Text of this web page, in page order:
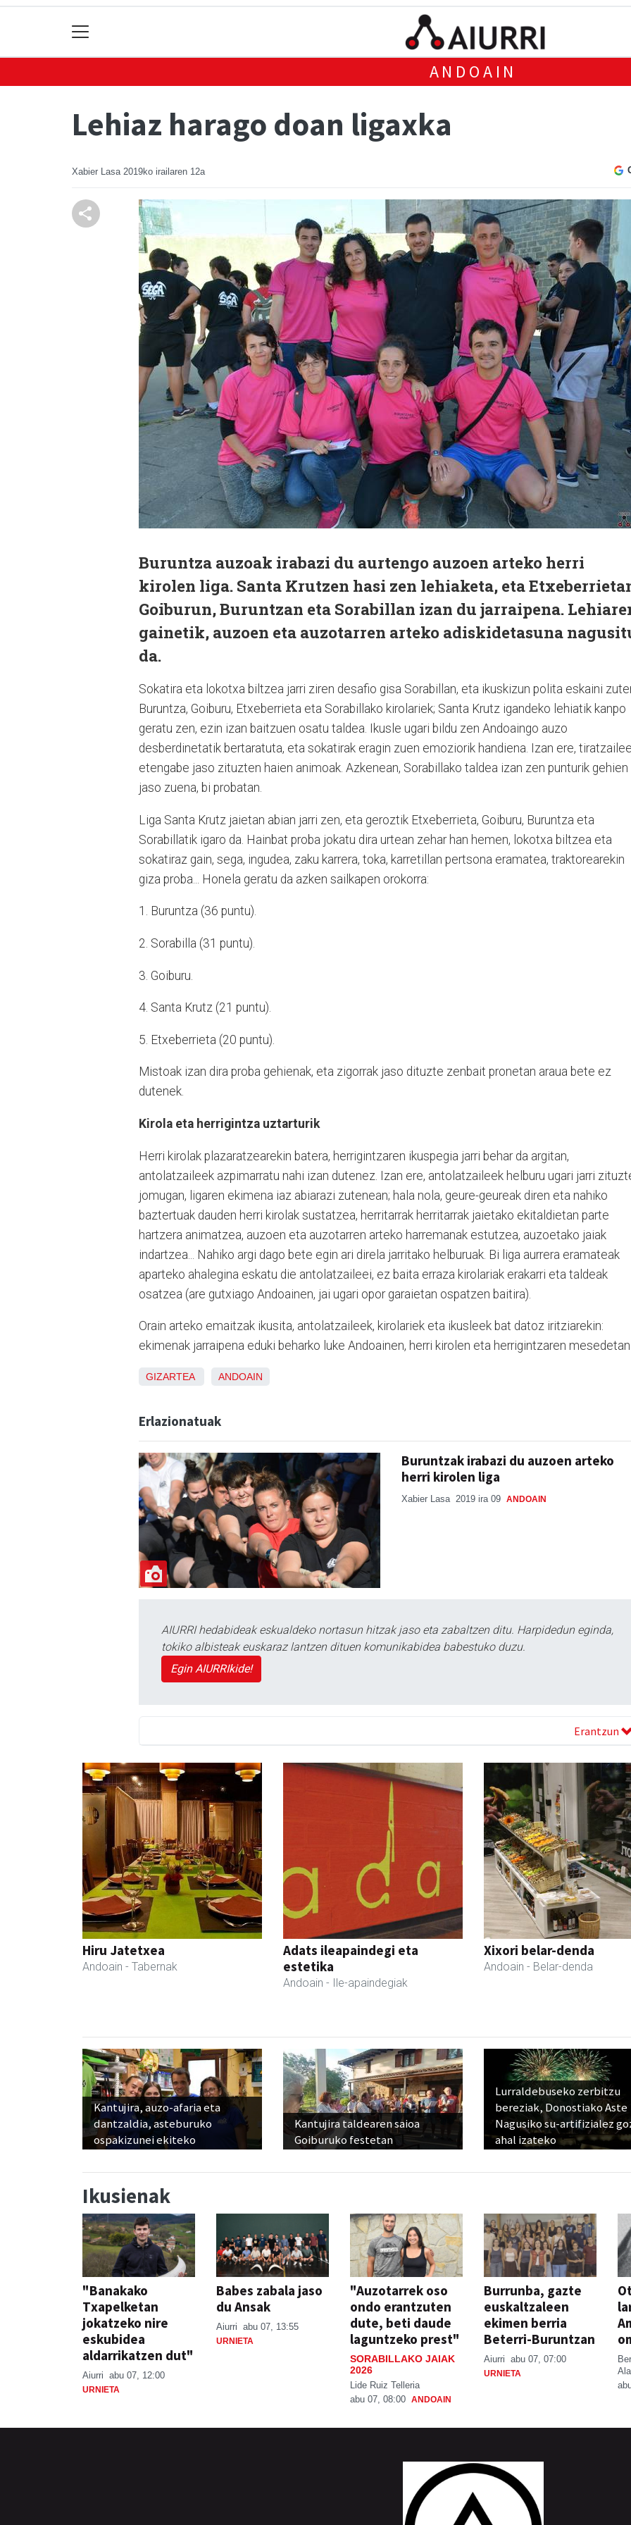
ANDOAIN
Lehiaz harago doan ligaxka
Xabier Lasa 2019ko irailaren 12a
Buruntza auzoak irabazi du aurtengo auzoen arteko herri
kirolen liga. Santa Krutzen hasi zen lehiaketa, eta
Goiburun, Buruntzan eta Sorabillan izan du jarraipena.
gainetik, auzoen eta auzotarren arteko adiskidetasuna
da.
Sokatira eta lokotxa biltzea jarri ziren desafio gisa Sorabillan, eta ikuskizun polita eskaini
Buruntza, Goiburu, Etxeberrieta eta Sorabillako kirolariek; Santa Krutz igandeko lehiatik kanpo
geratu zen, ezin izan baitzuen osatu taldea. Ikusle ugari bildu zen Andoaingo auzo
desberdinetatik bertaratuta, eta sokatirak eragin zuen emoziorik handiena. Izan ere,
etengabe jaso zituzten haien animoak. Azkenean, Sorabillako taldea izan zen punturik gehien
jaso zuena, bi probatan.
Liga Santa Krutz jaietan abian jarri zen, eta geroztik Etxeberrieta, Goiburu, Buruntza eta
Sorabillatik igaro da. Hainbat proba jokatu dira urtean zehar han hemen, lokotxa biltzea eta
sokatiraz gain, sega, ingudea, zaku karrera, toka, karretillan pertsona eramatea, traktorearekin
giza proba... Honela geratu da azken sailkapen orokorra:
1. Buruntza (36 puntu).
2. Sorabilla (31 puntu).
3. Goiburu.
4. Santa Krutz (21 puntu).
5. Etxeberrieta (20 puntu).
Mistoak izan dira proba gehienak, eta zigorrak jaso dituzte zenbait pronetan araua bete ez
dutenek.
Kirola eta herrigintza uztarturik
Herri kirolak plazaratzearekin batera, herrigintzaren ikuspegia jarri behar da argitan,
antolatzaileek azpimarratu nahi izan dutenez. Izan ere, antolatzaileek helburu ugari jarri
jomugan, ligaren ekimena iaz abiarazi zutenean; hala nola, geure-geureak diren eta nahiko
baztertuak dauden herri kirolak sustatzea, herritarrak herritarrak jaietako ekitaldietan parte
hartzera animatzea, auzoen eta auzotarren arteko harremanak estutzea, auzoetako jaiak
indartzea... Nahiko argi dago bete egin ari direla jarritako helburuak. Bi liga aurrera eramateak
aparteko ahalegina eskatu die antolatzaileei, ez baita erraza kirolariak erakarri eta taldeak
osatzea (are gutxiago Andoainen, jai ugari opor garaietan ospatzen baitira).
Orain arteko emaitzak ikusita, antolatzaileek, kirolariek eta ikusleek bat datoz iritziarekin:
ekimenak jarraipena eduki beharko luke Andoainen, herri kirolen eta herrigintzaren
GIZARTEA ANDOAIN
Erlazionatuak
Buruntzak irabazi du auzoen arteko
herri kirolen liga
Xabier Lasa 2019 ira 09 ANDOAIN
AIURRI hedabideak eskualdeko nortasun hitzak jaso eta zabaltzen ditu. Harpidedun eginda,
tokiko albisteak euskaraz lantzen dituen komunikabidea babestuko duzu.
Egin AIURRIkide!
Erantzun
Hiru Jatetxea
Andoain - Tabernak
Adats ileapaindegi eta
estetika
Andoain - Ile-apaindegiak
Xixori belar-denda
Andoain - Belar-denda
Kantujira, auzo-afaria eta
dantzaldia, asteburuko
ospakizunei ekiteko
Kantujira taldearen saioa
Goiburuko festetan
Lurraldebuseko zerbitzu
bereziak, Donostiako Aste
Nagusiko su-artifizialez
ahal izateko
Ikusienak
"Banakako
Txapelketan
jokatzeko nire
eskubidea
aldarrikatzen dut"
Aiurri abu 07, 12:00
URNIETA
Babes zabala jaso
du Ansak
Aiurri abu 07, 13:55
URNIETA
"Auzotarrek oso
ondo erantzuten
dute, beti daude
laguntzeko prest"
SORABILLAKO JAIAK
2026
Lide Ruiz Telleria
abu 07, 08:00 ANDOAIN
Burrunba, gazte
euskaltzaleen
ekimen berria
Beterri-Buruntzan
Aiurri abu 07, 07:00
URNIETA